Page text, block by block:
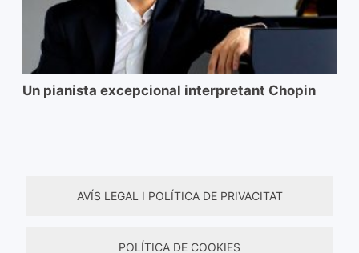
Un pianista excepcional interpretant Chopin
AVÍS LEGAL I POLÍTICA DE PRIVACITAT
POLÍTICA DE COOKIES